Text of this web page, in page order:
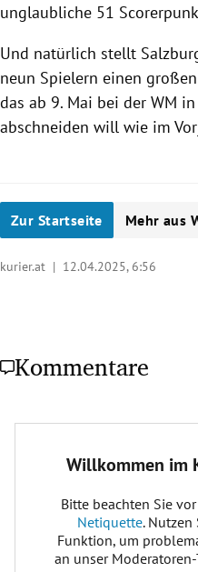
unglaubliche 51
Und natürlich stellt
neun Spielern einen
das ab 9. Mai bei der WM
abschneiden will wie im
Zur Startseite Mehr aus
kurier.at | 12.04.2025, 6:56
Kommentare